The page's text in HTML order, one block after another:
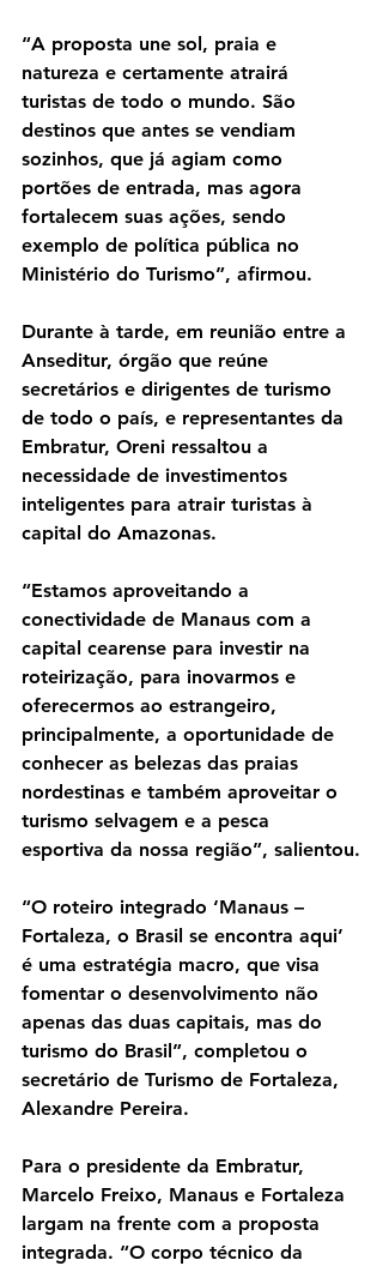
“A proposta une sol, praia e
natureza e certamente atrairá
turistas de todo o mundo. São
destinos que antes se vendiam
sozinhos, que já agiam como
portões de entrada, mas agora
fortalecem suas ações, sendo
exemplo de política pública no
Ministério do Turismo”, afirmou.
Durante à tarde, em reunião entre a
Anseditur, órgão que reúne
secretários e dirigentes de turismo
de todo o país, e representantes da
Embratur, Oreni ressaltou a
necessidade de investimentos
inteligentes para atrair turistas à
capital do Amazonas.
“Estamos aproveitando a
conectividade de Manaus com a
capital cearense para investir na
roteirização, para inovarmos e
oferecermos ao estrangeiro,
principalmente, a oportunidade de
conhecer as belezas das praias
nordestinas e também aproveitar o
turismo selvagem e a pesca
esportiva da nossa região”, salientou.
“O roteiro integrado ‘Manaus –
Fortaleza, o Brasil se encontra aqui’
é uma estratégia macro, que visa
fomentar o desenvolvimento não
apenas das duas capitais, mas do
turismo do Brasil”, completou o
secretário de Turismo de Fortaleza,
Alexandre Pereira.
Para o presidente da Embratur,
Marcelo Freixo, Manaus e Fortaleza
largam na frente com a proposta
integrada. “O corpo técnico da